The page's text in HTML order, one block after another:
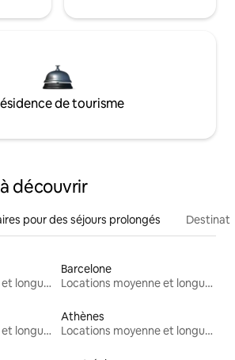
de tourisme
découvrir
pour des séjours prolongés
Locations moyenne et longue durée
Barcelone
Locations moyenne et longue durée
Locations moyenne et longue durée
Athènes
Locations moyenne et longue durée